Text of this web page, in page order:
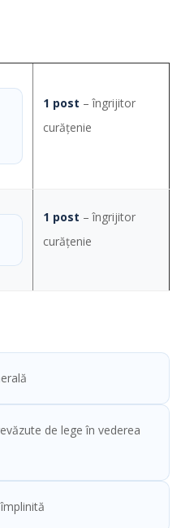
1 post – îngrijitor
curăţenie
1 post – îngrijitor
curăţenie
de lege în vederea